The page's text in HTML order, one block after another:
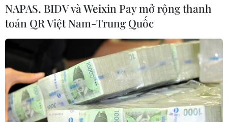
NAPAS, BIDV và Weixin Pay mở rộng thanh
toán QR Việt Nam-Trung Quốc